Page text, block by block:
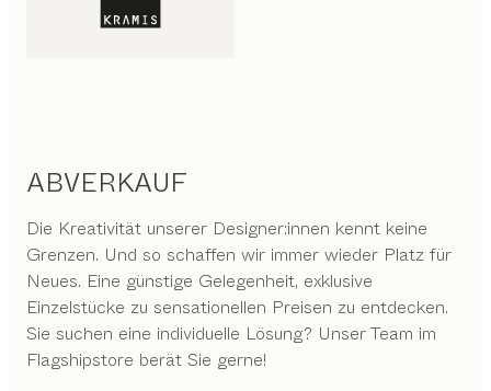
ABVERKAUF
Die Kreativität unserer Designer:innen kennt keine
Grenzen. Und so schaffen wir immer wieder Platz für
Neues. Eine günstige Gelegenheit, exklusive
Einzelstücke zu sensationellen Preisen zu entdecken.
Sie suchen eine individuelle Lösung? Unser Team im
Flagshipstore berät Sie gerne!